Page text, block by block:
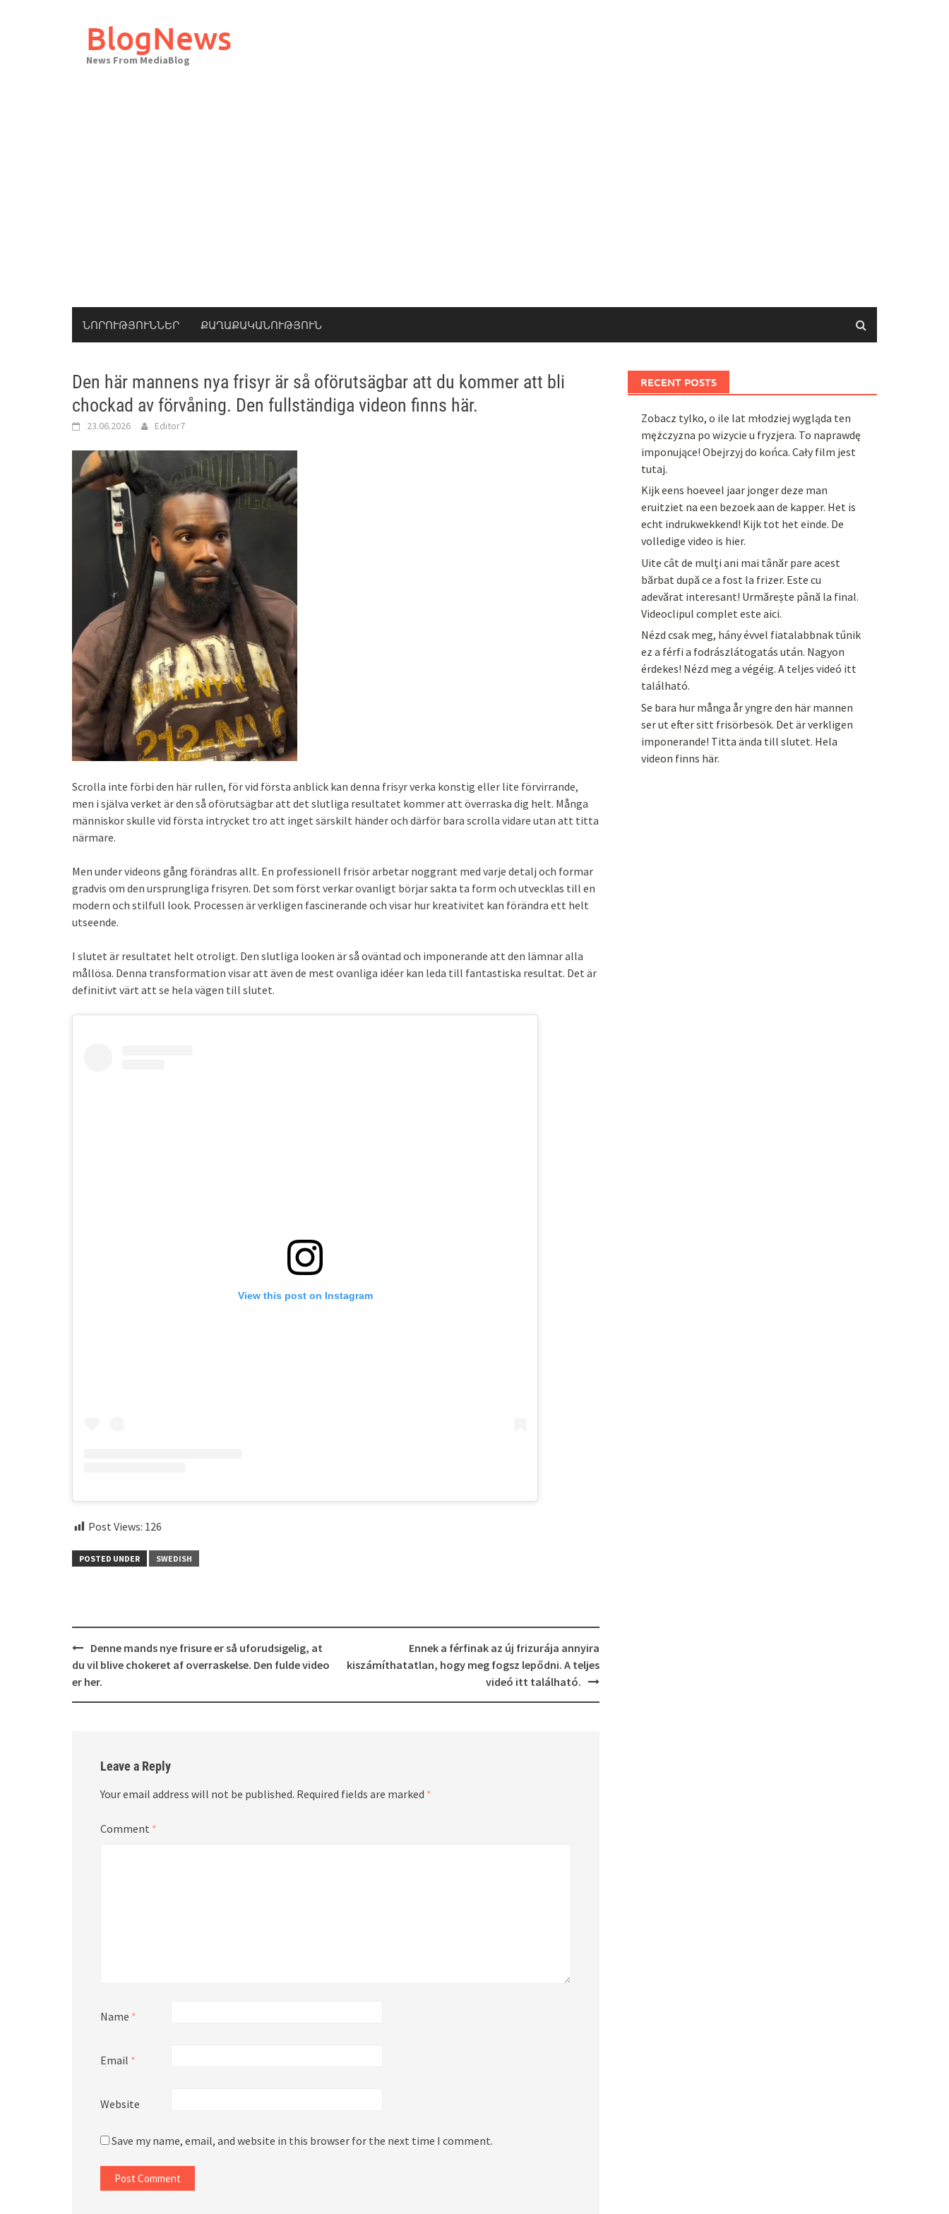
BlogNews
News From MediaBlog
ՆՈՐՈՒԹՅՈՒՆՆԵՐ ՔԱՂԱՔԱԿԱՆՈՒԹՅՈՒՆ
Den här mannens nya frisyr är så oförutsägbar att du kommer att bli
chockad av förvåning. Den fullständiga videon finns här.
23.06.2026 Editor7
Scrolla inte förbi den här rullen, för vid första anblick kan denna frisyr verka konstig eller lite förvirrande,
men i själva verket är den så oförutsägbar att det slutliga resultatet kommer att överraska dig helt. Många
människor skulle vid första intrycket tro att inget särskilt händer och därför bara scrolla vidare utan att titta
närmare.
Men under videons gång förändras allt. En professionell frisör arbetar noggrant med varje detalj och formar
gradvis om den ursprungliga frisyren. Det som först verkar ovanligt börjar sakta ta form och utvecklas till en
modern och stilfull look. Processen är verkligen fascinerande och visar hur kreativitet kan förändra ett helt
utseende.
I slutet är resultatet helt otroligt. Den slutliga looken är så oväntad och imponerande att den lämnar alla
mållösa. Denna transformation visar att även de mest ovanliga idéer kan leda till fantastiska resultat. Det är
definitivt värt att se hela vägen till slutet.
View this post on Instagram
Post Views: 126
POSTED UNDER SWEDISH
Post
navigation
Denne mands nye frisure er så uforudsigelig, at
du vil blive chokeret af overraskelse. Den fulde video
er her.
Ennek a férfinak az új frizurája annyira
kiszámíthatatlan, hogy meg fogsz lepődni. A teljes
videó itt található.
Leave a Reply
Your email address will not be published. Required fields are marked *
Comment *
Name *
Email *
Website
Save my name, email, and website in this browser for the next time I comment.
RECENT POSTS
Zobacz tylko, o ile lat młodziej wygląda ten
mężczyzna po wizycie u fryzjera. To naprawdę
imponujące! Obejrzyj do końca. Cały film jest
tutaj.
Kijk eens hoeveel jaar jonger deze man
eruitziet na een bezoek aan de kapper. Het is
echt indrukwekkend! Kijk tot het einde. De
volledige video is hier.
Uite cât de mulți ani mai tânăr pare acest
bărbat după ce a fost la frizer. Este cu
adevărat interesant! Urmărește până la final.
Videoclipul complet este aici.
Nézd csak meg, hány évvel fiatalabbnak tűnik
ez a férfi a fodrászlátogatás után. Nagyon
érdekes! Nézd meg a végéig. A teljes videó itt
található.
Se bara hur många år yngre den här mannen
ser ut efter sitt frisörbesök. Det är verkligen
imponerande! Titta ända till slutet. Hela
videon finns här.